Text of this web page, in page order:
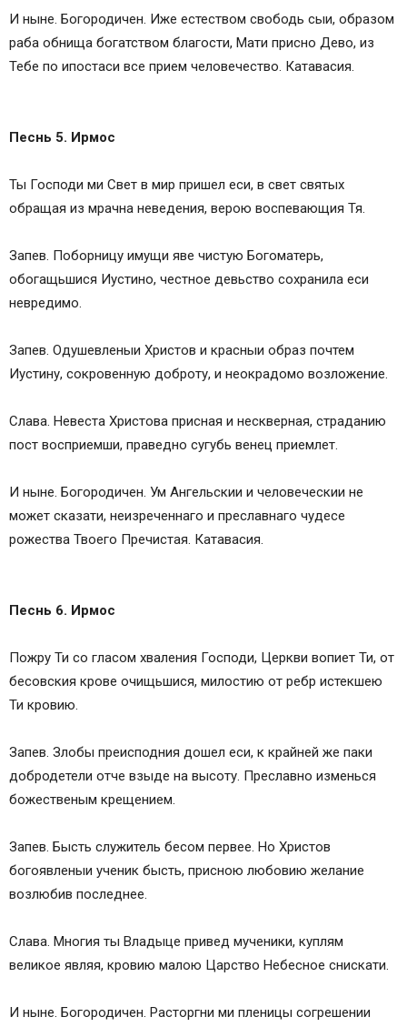
И ныне. Богородичен. Иже естеством свободь сыи, образом
раба обнища богатством благости, Мати присно Дево, из
Тебе по ипостаси все прием человечество. Катавасия.
Песнь 5. Ирмос
Ты Господи ми Свет в мир пришел еси, в свет святых
обращая из мрачна неведения, верою воспевающия Тя.
Запев. Поборницу имущи яве чистую Богоматерь,
обогащьшися Иустино, честное девьство сохранила еси
невредимо.
Запев. Одушевленыи Христов и красныи образ почтем
Иустину, сокровенную доброту, и неокрадомо возложение.
Слава. Невеста Христова присная и нескверная, страданию
пост восприемши, праведно сугубь венец приемлет.
И ныне. Богородичен. Ум Ангельскии и человеческии не
может сказати, неизреченнаго и преславнаго чудесе
рожества Твоего Пречистая. Катавасия.
Песнь 6. Ирмос
Пожру Ти со гласом хваления Господи, Церкви вопиет Ти, от
бесовския крове очищьшися, милостию от ребр истекшею
Ти кровию.
Запев. Злобы преисподния дошел еси, к крайней же паки
добродетели отче взыде на высоту. Преславно изменься
божественым крещением.
Запев. Бысть служитель бесом первее. Но Христов
богоявленыи ученик бысть, присною любовию желание
возлюбив последнее.
Слава. Многия ты Владыце привед мученики, куплям
великое являя, кровию малою Царство Небесное снискати.
И ныне. Богородичен. Расторгни ми пленицы согрешении